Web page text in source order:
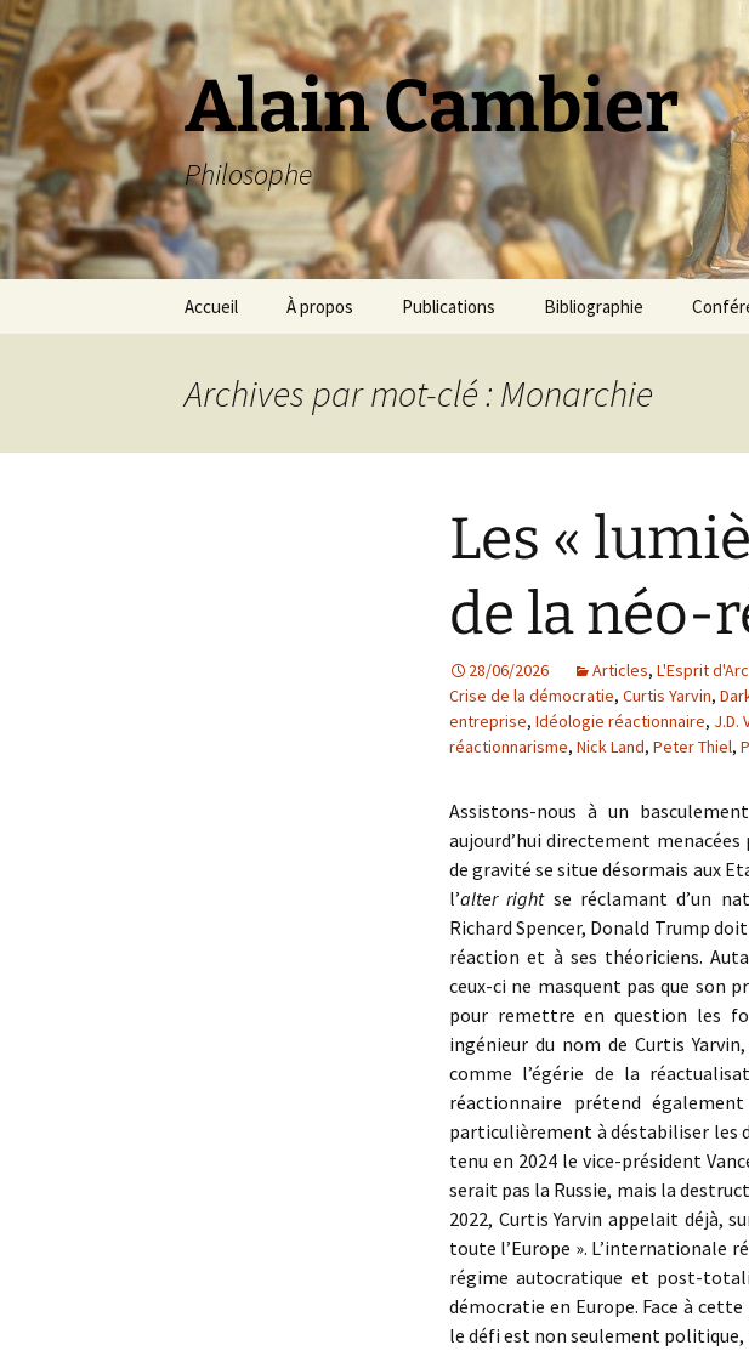
Aller
au
contenu
Alain Cambier
Philosophe
Accueil À propos Publications Bibliographie
Archives par mot-clé : Monarchie
Les «
de la néo-
28/06/2026 Articles, L'Esprit
Crise de la démocratie, Curtis Yarvin,
entreprise, Idéologie réactionnaire, J.D.
réactionnarisme, Nick Land, Peter Thiel,
Assistons-nous à un
aujourd’hui directement
de gravité se situe désormais aux
l’alter rightse réclamant d’un
Richard Spencer, Donald Trump
réaction et à ses théoriciens.
ceux-ci ne masquent pas que son
pour remettre en question les
ingénieur du nom de Curtis
comme l’égérie de la
réactionnaire prétend
particulièrement à déstabiliser les
tenu en 2024 le vice-président
serait pas la Russie, mais la
2022, Curtis Yarvin appelait déjà,
toute l’Europe ». L’internationale
régime autocratique et post-
démocratie en Europe. Face à
le défi est non seulement